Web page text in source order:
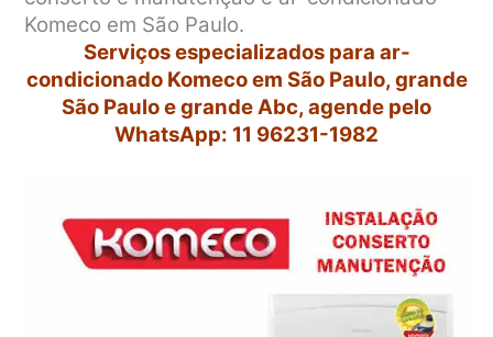
Komeco em São Paulo.
Serviços especializados para ar-
condicionado Komeco em São Paulo, grande
São Paulo e grande Abc, agende pelo
WhatsApp: 11 96231-1982